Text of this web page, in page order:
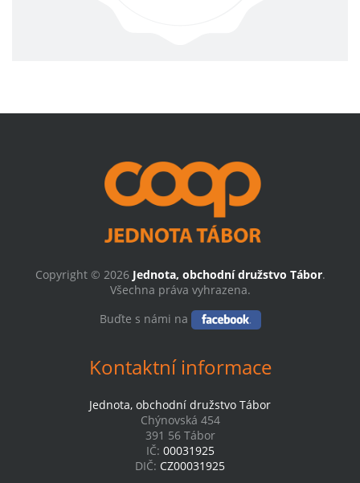
Copyright © 2026 Jednota, obchodní družstvo Tábor.
Všechna práva vyhrazena.
Buďte s námi na
Kontaktní informace
Jednota, obchodní družstvo Tábor
Chýnovská 454
391 56 Tábor
IČ: 00031925
DIČ: CZ00031925